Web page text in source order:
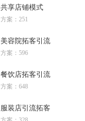
共享店铺模式
方案：251
美容院拓客引流
方案：596
餐饮店拓客引流
方案：648
服装店引流拓客